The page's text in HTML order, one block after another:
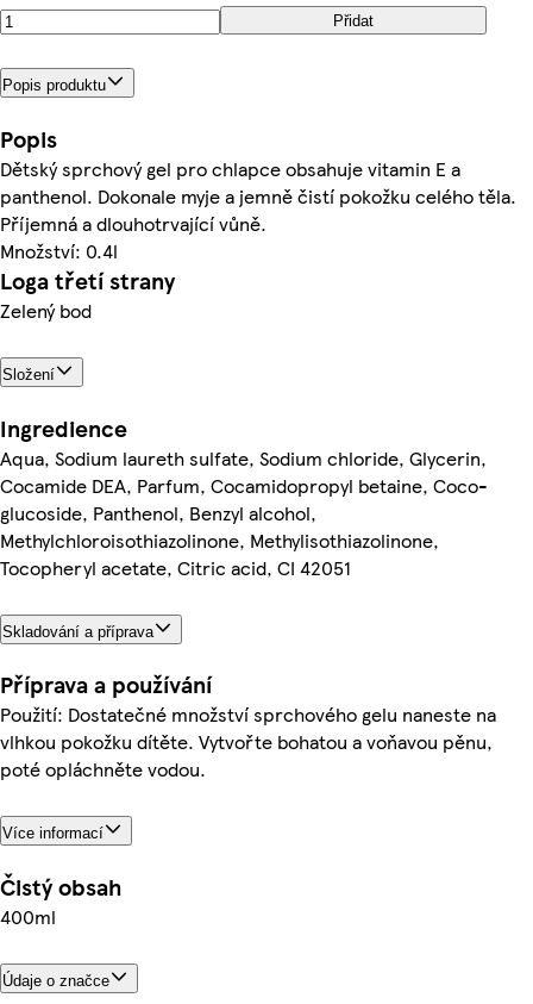
Přidat
Popis produktu
Popis
Dětský sprchový gel pro chlapce obsahuje vitamin E a
panthenol. Dokonale myje a jemně čistí pokožku celého těla.
Příjemná a dlouhotrvající vůně.
Množství: 0.4l
Loga třetí strany
Zelený bod
Složení
Ingredience
Aqua, Sodium laureth sulfate, Sodium chloride, Glycerin,
Cocamide DEA, Parfum, Cocamidopropyl betaine, Coco-
glucoside, Panthenol, Benzyl alcohol,
Methylchloroisothiazolinone, Methylisothiazolinone,
Tocopheryl acetate, Citric acid, CI 42051
Skladování a příprava
Příprava a používání
Použití: Dostatečné množství sprchového gelu naneste na
vlhkou pokožku dítěte. Vytvořte bohatou a voňavou pěnu,
poté opláchněte vodou.
Více informací
Čistý obsah
400ml
Údaje o značce